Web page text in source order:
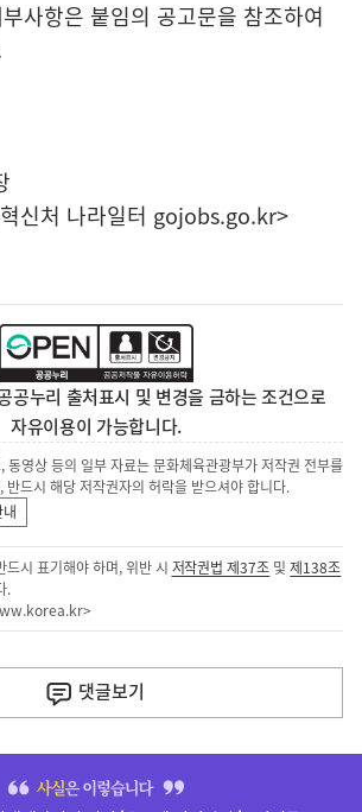
사항은 붙임의 공고문을 참조하여
신처 나라일터 gojobs.go.kr>
공누리 출처표시 및 변경을 금하는 조건으로
자유이용이 가능합니다.
동영상 등의 일부 자료는 문화체육관광부가 저작권 전부를
반드시 해당 저작권자의 허락을 받으셔야 합니다.
드시 표기해야 하며, 위반 시 저작권법 제37조 및제138조
.
>
댓글보기